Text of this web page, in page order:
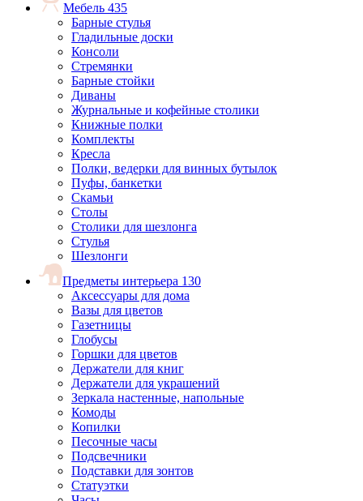
Мебель 435
Барные стулья
Гладильные доски
Консоли
Стремянки
Барные стойки
Диваны
Журнальные и кофейные столики
Книжные полки
Комплекты
Кресла
Полки, ведерки для винных бутылок
Пуфы, банкетки
Скамьи
Столы
Столики для шезлонга
Стулья
Шезлонги
Предметы интерьера 130
Аксессуары для дома
Вазы для цветов
Газетницы
Глобусы
Горшки для цветов
Держатели для книг
Держатели для украшений
Зеркала настенные, напольные
Комоды
Копилки
Песочные часы
Подсвечники
Подставки для зонтов
Статуэтки